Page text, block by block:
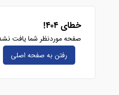
خطای ۴۰۴!
صفحه موردنظر شما یافت
رفتن به صفحه‌ اصلی